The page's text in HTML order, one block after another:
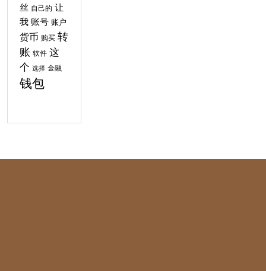
丝 自己的 让
我 账号 账户
货币 购买 转
账 软件 这
个 选择 金融
钱包